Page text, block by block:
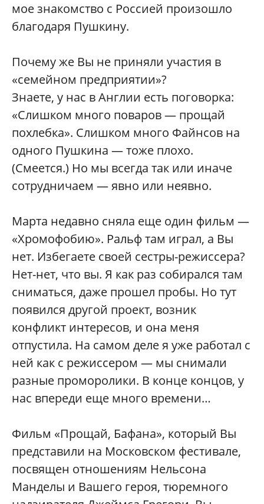
мое знакомство с Россией произошло
благодаря Пушкину.
Почему же Вы не приняли участия в
«семейном предприятии»?
Знаете, у нас в Англии есть поговорка:
«Слишком много поваров — прощай
похлебка». Слишком много Файнсов на
одного Пушкина — тоже плохо.
(Смеется.) Но мы всегда так или иначе
сотрудничаем — явно или неявно.
Марта недавно сняла еще один фильм —
«Хромофобию». Ральф там играл, а Вы
нет. Избегаете своей сестры-режиссера?
Нет-нет, что вы. Я как раз собирался там
сниматься, даже прошел пробы. Но тут
появился другой проект, возник
конфликт интересов, и она меня
отпустила. На самом деле я уже работал с
ней как с режиссером — мы снимали
разные проморолики. В конце концов, у
нас впереди еще много времени…
Фильм «Прощай, Бафана», который Вы
представили на Московском фестивале,
посвящен отношениям Нельсона
Манделы и Вашего героя, тюремного